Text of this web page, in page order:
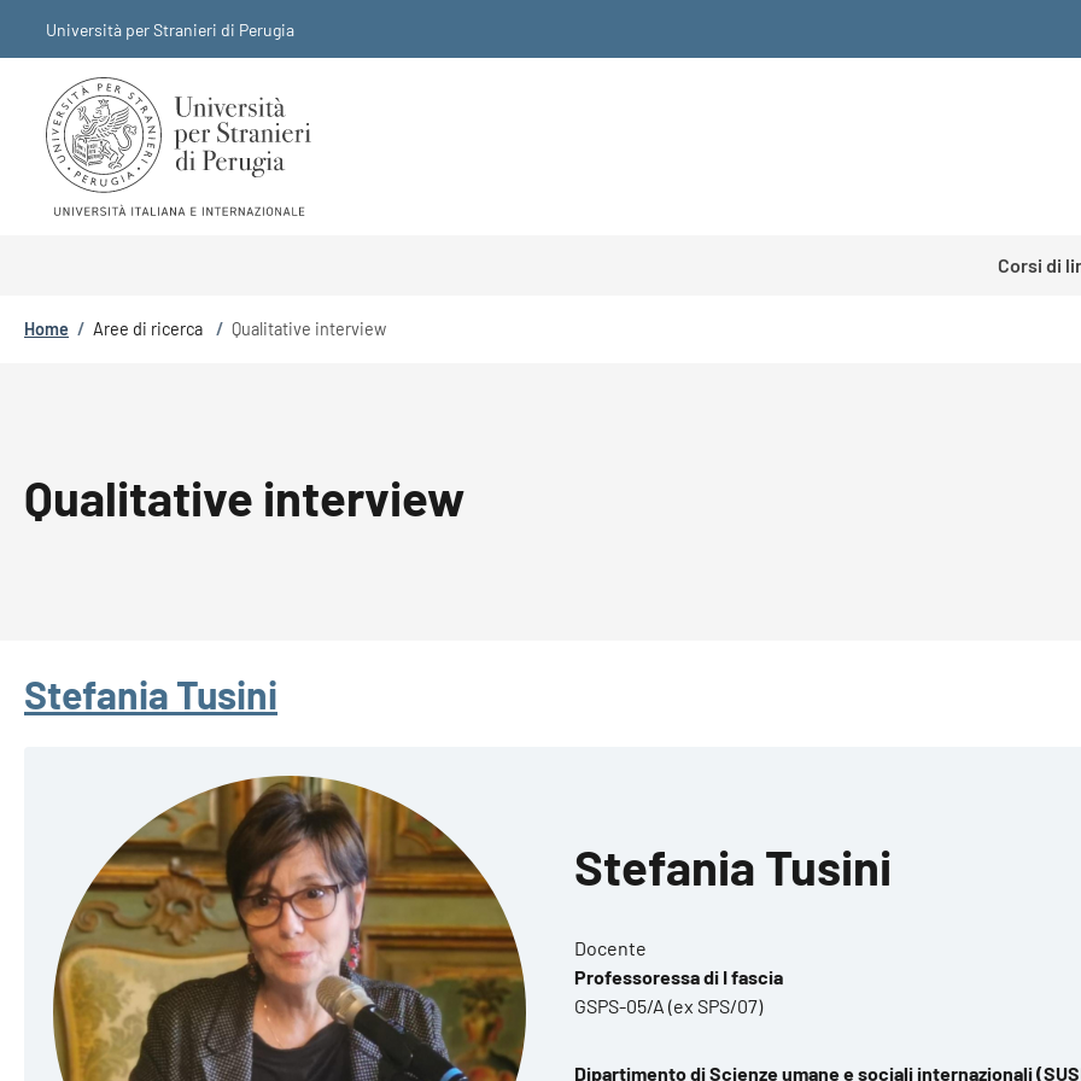
Università per Stranieri di Perugia
Corsi di
Briciole di pane
Home / Aree di ricerca / Qualitative interview
Qualitative interview
Stefania Tusini
Stefania Tusini
Docente
Professoressa di I fascia
GSPS-05/A (ex SPS/07)
Dipartimento di Scienze umane e sociali internazionali